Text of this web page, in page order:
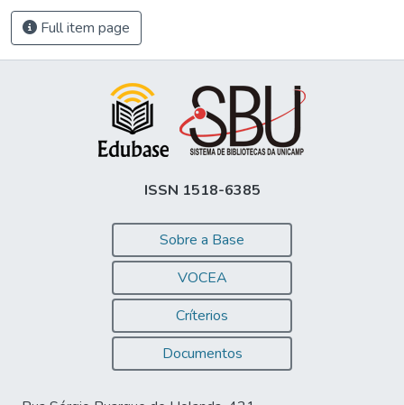
Full item page
ISSN 1518-6385
Sobre a Base
VOCEA
Críterios
Documentos